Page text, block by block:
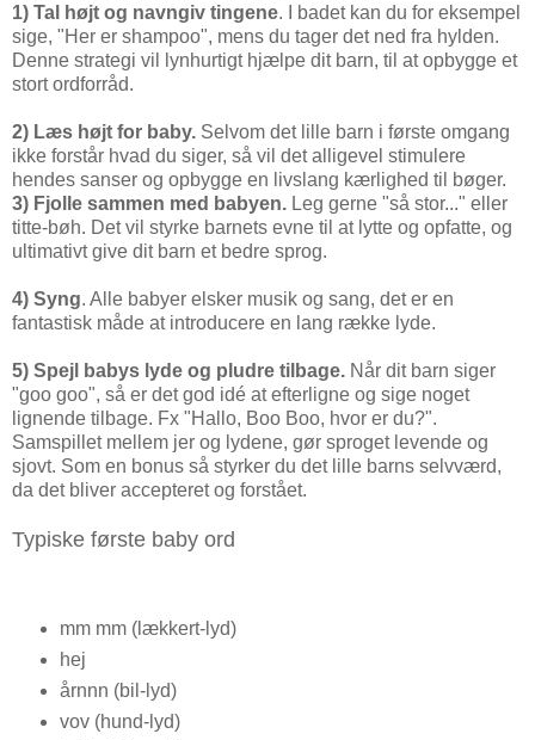
1) Tal højt og navngiv tingene. I badet kan du for eksempel
sige, "Her er shampoo", mens du tager det ned fra hylden.
Denne strategi vil lynhurtigt hjælpe dit barn, til at opbygge et
stort ordforråd.
2) Læs højt for baby. Selvom det lille barn i første omgang
ikke forstår hvad du siger, så vil det alligevel stimulere
hendes sanser og opbygge en livslang kærlighed til bøger.
3) Fjolle sammen med babyen. Leg gerne "så stor..." eller
titte-bøh. Det vil styrke barnets evne til at lytte og opfatte, og
ultimativt give dit barn et bedre sprog.
4) Syng. Alle babyer elsker musik og sang, det er en
fantastisk måde at introducere en lang række lyde.
5) Spejl babys lyde og pludre tilbage. Når dit barn siger
"goo goo", så er det god idé at efterligne og sige noget
lignende tilbage. Fx "Hallo, Boo Boo, hvor er du?".
Samspillet mellem jer og lydene, gør sproget levende og
sjovt. Som en bonus så styrker du det lille barns selvværd,
da det bliver accepteret og forstået.
Typiske første baby ord
mm mm (lækkert-lyd)
hej
årnnn (bil-lyd)
vov (hund-lyd)